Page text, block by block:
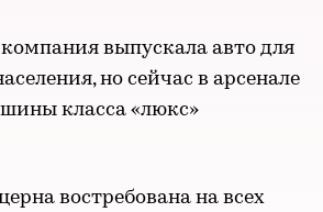
выпускала авто для
но сейчас в арсенале
класса «люкс»
востребована на всех